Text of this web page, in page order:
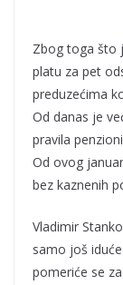
Zbog toga što
platu za pet
preduzećima
Od danas je
pravila
Od ovog
bez kaznenih
Vladimir
samo još
pomeriće se